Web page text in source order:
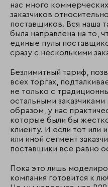
нас много
заказчиков
поставщиков. Вся наша
была направлена на то,
единые пулы
сразу с несколькими
Безлимитный тариф,
всех торгах,
не только с
остальными
образом, у нас
которые были бы
клиенту. И если тот или
или иной сегмент
поставщики все равно
Пока это лишь
компания готовится к